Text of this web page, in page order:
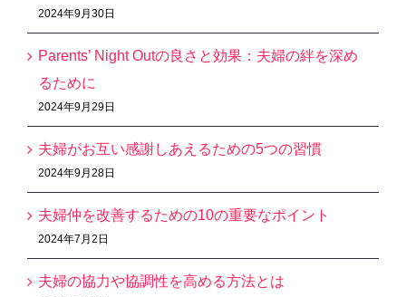
2024年9月30日
Parents’ Night Outの良さと効果：夫婦の絆を深め
るために
2024年9月29日
夫婦がお互い感謝しあえるための5つの習慣
2024年9月28日
夫婦仲を改善するための10の重要なポイント
2024年7月2日
夫婦の協力や協調性を高める方法とは